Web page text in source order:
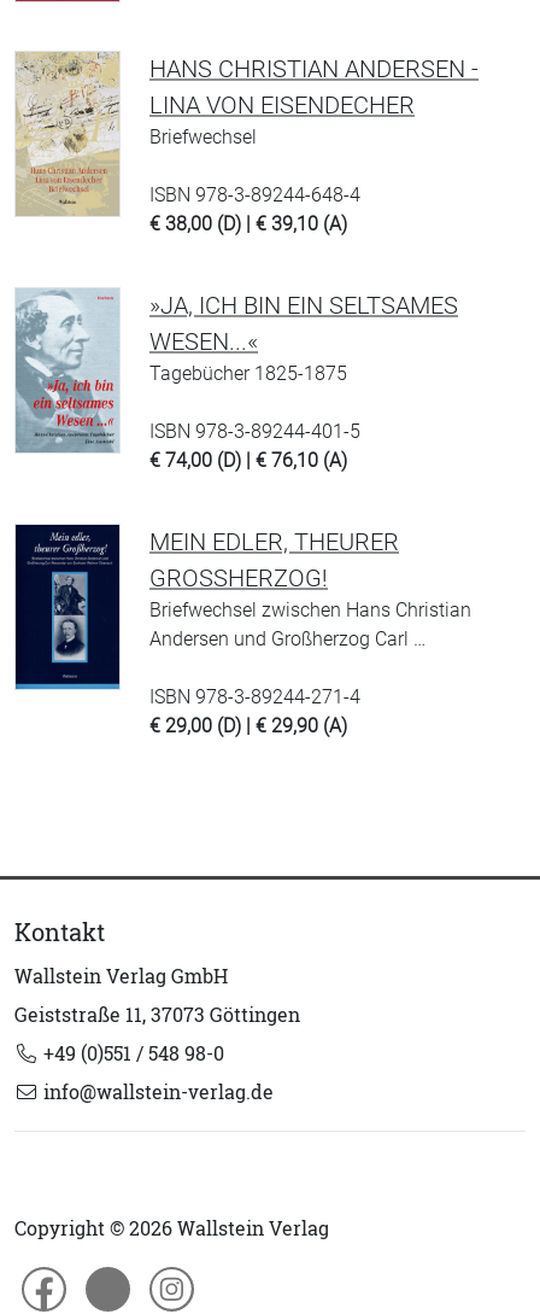
HANS CHRISTIAN ANDERSEN -
LINA VON EISENDECHER
Briefwechsel
ISBN 978-3-89244-648-4
€ 38,00 (D) | € 39,10 (A)
»JA, ICH BIN EIN SELTSAMES
WESEN...«
Tagebücher 1825-1875
ISBN 978-3-89244-401-5
€ 74,00 (D) | € 76,10 (A)
MEIN EDLER, THEURER
GROSSHERZOG!
Briefwechsel zwischen Hans Christian
Andersen und Großherzog Carl …
ISBN 978-3-89244-271-4
€ 29,00 (D) | € 29,90 (A)
Kontakt
Wallstein Verlag GmbH
Geiststraße 11, 37073 Göttingen
+49 (0)551 / 548 98-0
info@wallstein-verlag.de
Copyright © 2026 Wallstein Verlag